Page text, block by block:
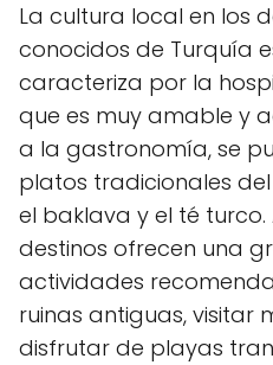
La cultura local en los
conocidos de Turquía
caracteriza por la
que es muy amable y
a la gastronomía, se
platos tradicionales
el baklava y el té turco.
destinos ofrecen una
actividades
ruinas antiguas, visitar
disfrutar de playas